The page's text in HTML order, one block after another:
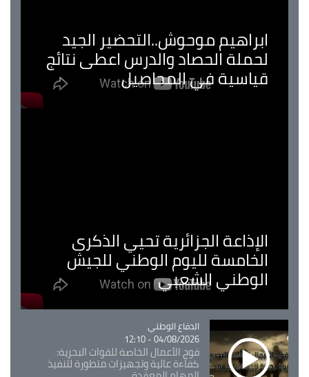
ابراهيم موحوش..التحضير الجيد
لحملة الحصاد والدرس اعطى نتائج
قياسية في المحاصيل
الإذاعة الجزائرية تحيي الذكرى
الخامسة لليوم الوطني للجيش
الوطني الشعبي
Catégorie
الدفاع الوطني
04/08/2026 - 12:10
فوج الأعمال الخاصة للقوات البحرية:
كفاءة عالية وتجهيزات متطورة لتنفيذ